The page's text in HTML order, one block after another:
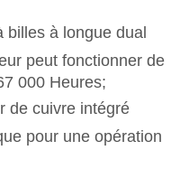
à longue dual
peut fonctionner de
000 Heures;
de cuivre intégré
pour une opération